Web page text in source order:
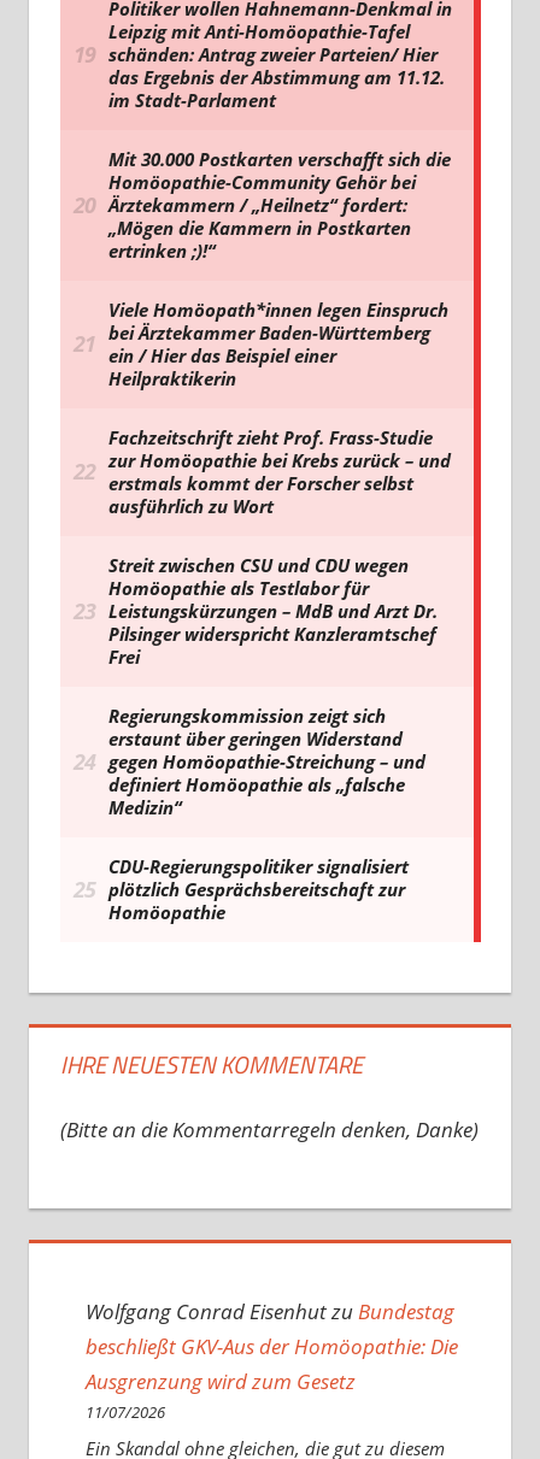
IHRE NEUESTEN KOMMENTARE
(Bitte an die Kommentarregeln denken, Danke)
Wolfgang Conrad EisenhutzuBundestag
beschließt GKV-Aus der Homöopathie: Die
Ausgrenzung wird zum Gesetz
11/07/2026
Ein Skandal ohne gleichen, die gut zu diesem